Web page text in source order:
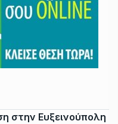
στην Ευξεινούπολη